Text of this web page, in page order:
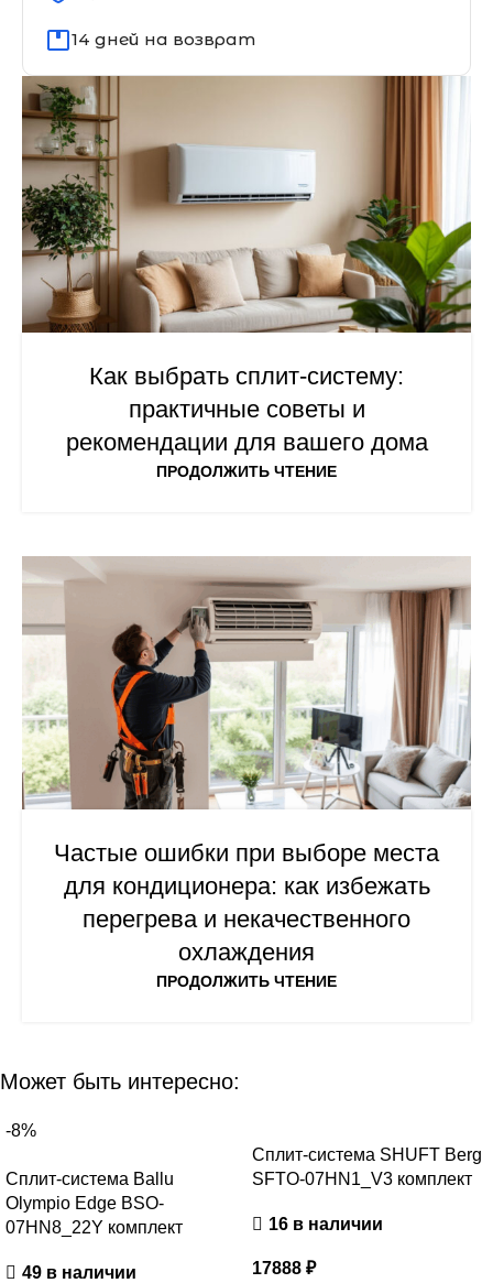
14 дней на возврат
Как выбрать сплит-систему:
практичные советы и
рекомендации для вашего дома
ПРОДОЛЖИТЬ ЧТЕНИЕ
Частые ошибки при выборе места
для кондиционера: как избежать
перегрева и некачественного
охлаждения
ПРОДОЛЖИТЬ ЧТЕНИЕ
Может быть интересно:
-8%
Сплит-система Ballu
Olympio Edge BSO-
07HN8_22Y комплект
49 в наличии
Сплит-система SHUFT Berg
SFTO-07HN1_V3 комплект
16 в наличии
17888 ₽